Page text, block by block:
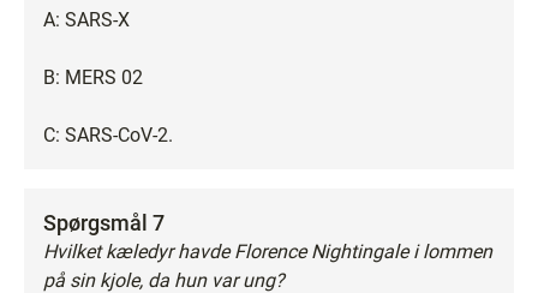
A: SARS-X
B: MERS 02
C: SARS-CoV-2.
Spørgsmål 7
Hvilket kæledyr havde Florence Nightingale i lommen
på sin kjole, da hun var ung?